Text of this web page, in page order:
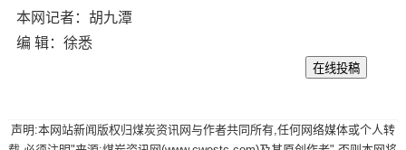
本网记者：胡九潭
编 辑：徐悉
声明:本网站新闻版权归煤炭资讯网与作者共同所有,任何网络媒体或个人转